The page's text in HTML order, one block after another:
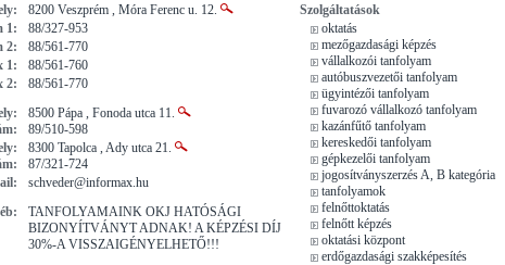
8200 Veszprém , Móra Ferenc u. 12.
1:
88/327-953
2:
88/561-770
1:
88/561-760
2:
88/561-770
8500 Pápa , Fonoda utca 11.
89/510-598
8300 Tapolca , Ady utca 21.
87/321-724
schveder@informax.hu
TANFOLYAMAINK OKJ HATÓSÁGI
BIZONYÍTVÁNYT ADNAK! A KÉPZÉSI DÍJ
30%-A VISSZAIGÉNYELHETŐ!!!
Szolgáltatások
oktatás
mezőgazdasági képzés
vállalkozói tanfolyam
autóbuszvezetői tanfolyam
ügyintézői tanfolyam
fuvarozó vállalkozó tanfolyam
kazánfűtő tanfolyam
kereskedői tanfolyam
gépkezelői tanfolyam
jogosítványszerzés A, B kategória
tanfolyamok
felnőttoktatás
felnőtt képzés
oktatási központ
erdőgazdasági szakképesítés